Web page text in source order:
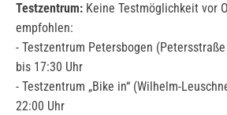
Testzentrum: Keine Testmöglichkeit vor
empfohlen:
- Testzentrum Petersbogen
bis 17:30 Uhr
- Testzentrum „Bike in“ (Wilhelm-
22:00 Uhr